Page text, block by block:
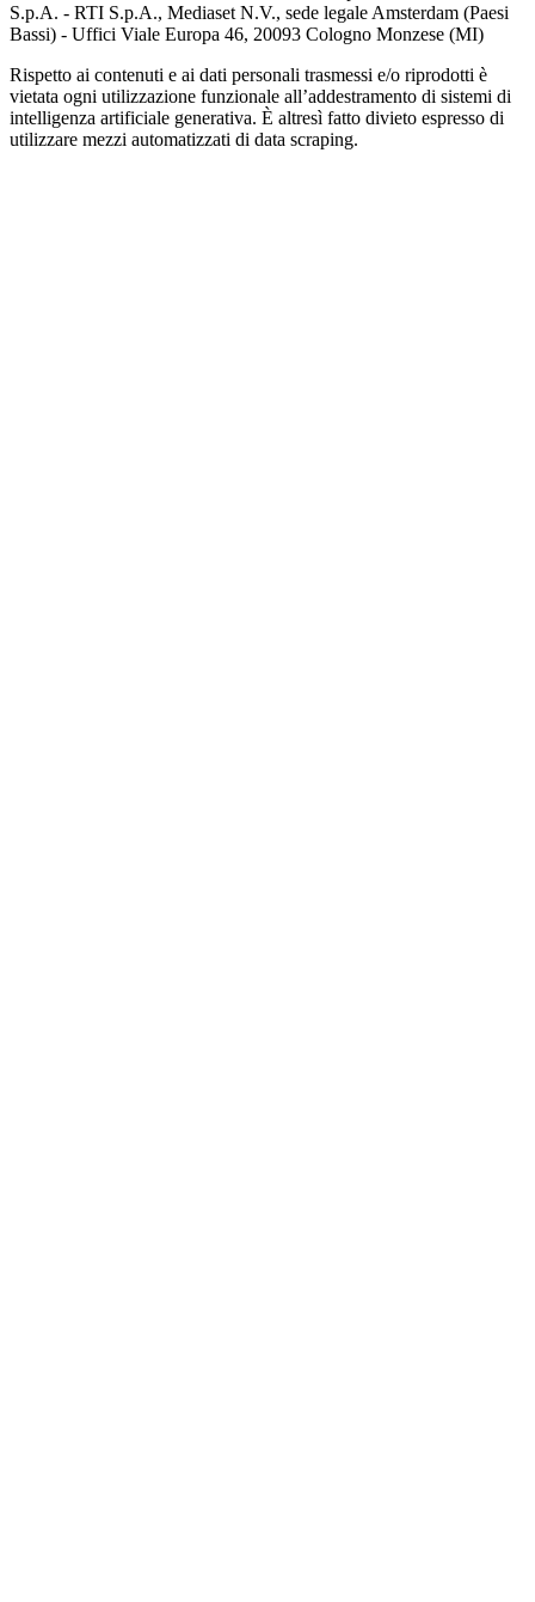
S.p.A. - RTI S.p.A., Mediaset N.V., sede legale Amsterdam (Paesi
Bassi) - Uffici Viale Europa 46, 20093 Cologno Monzese (MI)
Rispetto ai contenuti e ai dati personali trasmessi e/o riprodotti è
vietata ogni utilizzazione funzionale all’addestramento di sistemi di
intelligenza artificiale generativa. È altresì fatto divieto espresso di
utilizzare mezzi automatizzati di data scraping.